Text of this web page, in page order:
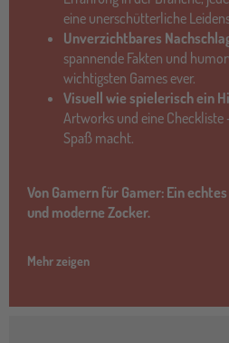
eine unerschütterliche
Unverzichtbares
spannende Fakten und
wichtigsten Games ever.
Visuell wie spielerisch ein
Artworks und eine Checkliste
Spaß macht.
Von Gamern für Gamer: Ein
und moderne Zocker.
Mehr zeigen